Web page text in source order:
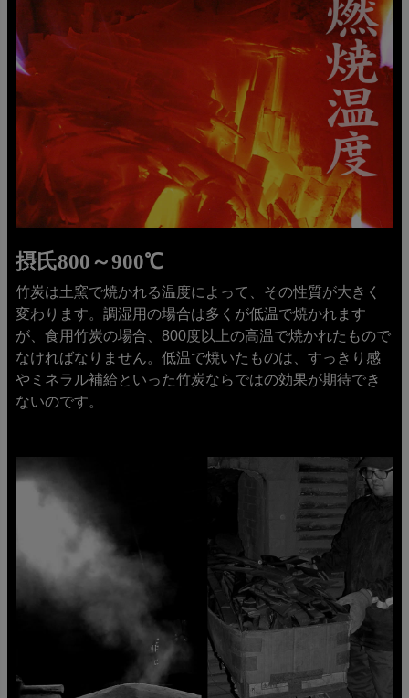
摂氏800～900℃
竹炭は土窯で焼かれる温度によって、その性質が大きく
変わります。調湿用の場合は多くが低温で焼かれます
が、食用竹炭の場合、800度以上の高温で焼かれたもので
なければなりません。低温で焼いたものは、すっきり感
やミネラル補給といった竹炭ならではの効果が期待でき
ないのです。